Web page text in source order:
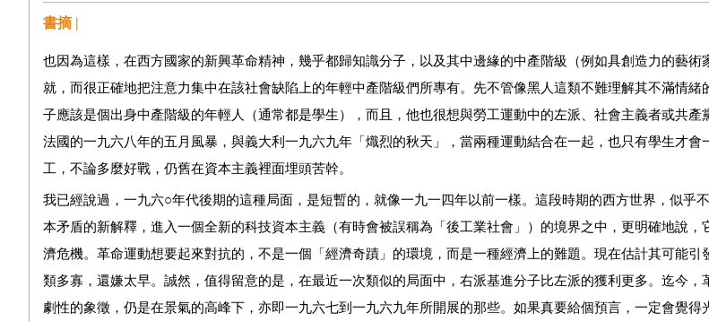
書摘 |
也因為這樣，在西方國家的新興革命精神，幾乎都歸知識分子，以及其中邊緣的中產階級（例如具創造力的藝術
就，而很正確地把注意力集中在該社會缺陷上的年輕中產階級們所專有。先不管像黑人這類不難理解其不滿情緒
子應該是個出身中產階級的年輕人（通常都是學生），而且，他也很想與勞工運動中的左派、社會主義者或共產
法國的一九六八年的五月風暴，與義大利一九六九年「熾烈的秋天」，當兩種運動結合在一起，也只有學生才會
工，不論多麼好戰，仍舊在資本主義裡面埋頭苦幹。
我已經說過，一九六○年代後期的這種局面，是短暫的，就像一九一四年以前一樣。這段時期的西方世界，似乎
本矛盾的新解釋，進入一個全新的科技資本主義（有時會被誤稱為「後工業社會」）的境界之中，更明確地說，
濟危機。革命運動想要起來對抗的，不是一個「經濟奇蹟」的環境，而是一種經濟上的難題。現在估計其可能引
類多寡，還嫌太早。誠然，值得留意的是，在最近一次類似的局面中，右派基進分子比左派的獲利更多。迄今，
劇性的象徵，仍是在景氣的高峰下，亦即一九六七到一九六九年所開展的那些。如果真要給個預言，一定會覺得